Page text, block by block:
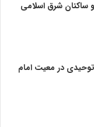
ساکنان شرق اسلامی
در معیت امام